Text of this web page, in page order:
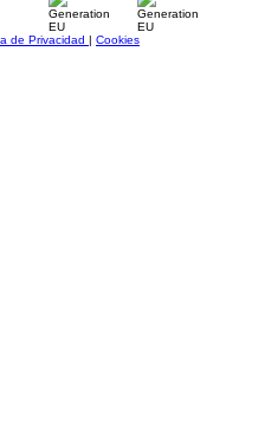
de Privacidad | Cookies